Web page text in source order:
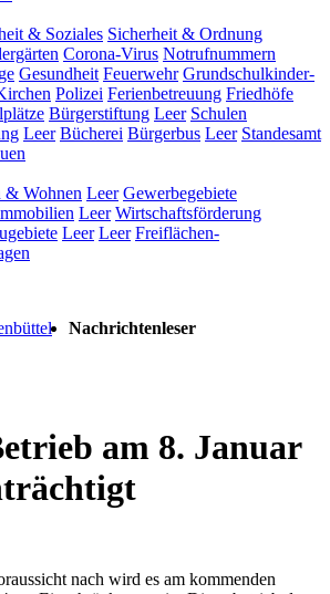
& Soziales Sicherheit & Ordnung
Corona-Virus Notrufnummern
Gesundheit Feuerwehr Grundschulkinder-
Polizei Ferienbetreuung Friedhöfe
Bürgerstiftung Leer Schulen
Leer Bücherei Bürgerbus Leer Standesamt
& Wohnen Leer Gewerbegebiete
Leer Wirtschaftsförderung
Leer Leer Freiflächen-
Nachrichtenleser
am 8. Januar
nach wird es am kommenden